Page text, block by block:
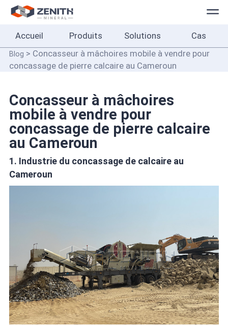
Accueil
Produits
Cas
À
propos
Contact
Accueil Produits Solutions Cas
Blog > Concasseur à mâchoires mobile à vendre pour
concassage de pierre calcaire au Cameroun
Concasseur à mâchoires
mobile à vendre pour
concassage de pierre calcaire
au Cameroun
1. Industrie du concassage de calcaire au
Cameroun